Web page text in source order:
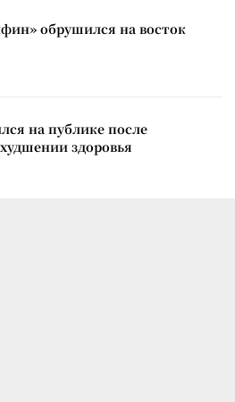
обрушился на восток
на публике после
здоровья